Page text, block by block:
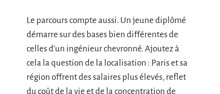
Le parcours compte aussi. Un jeune diplômé
démarre sur des bases bien différentes de
celles d’un ingénieur chevronné. Ajoutez à
cela la question de la localisation : Paris et sa
région offrent des salaires plus élevés, reflet
du coût de la vie et de la concentration de